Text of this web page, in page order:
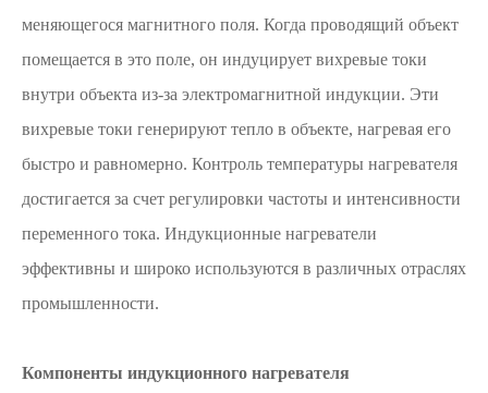
меняющегося магнитного поля. Когда проводящий объект
помещается в это поле, он индуцирует вихревые токи
внутри объекта из-за электромагнитной индукции. Эти
вихревые токи генерируют тепло в объекте, нагревая его
быстро и равномерно. Контроль температуры нагревателя
достигается за счет регулировки частоты и интенсивности
переменного тока. Индукционные нагреватели
эффективны и широко используются в различных отраслях
промышленности.
Компоненты индукционного нагревателя